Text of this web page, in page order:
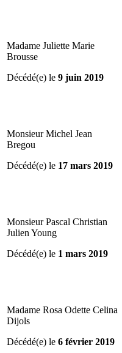
Madame Juliette Marie
Brousse
Décédé(e) le 9 juin 2019
Monsieur Michel Jean
Bregou
Décédé(e) le 17 mars 2019
Monsieur Pascal Christian
Julien Young
Décédé(e) le 1 mars 2019
Madame Rosa Odette Celina
Dijols
Décédé(e) le 6 février 2019